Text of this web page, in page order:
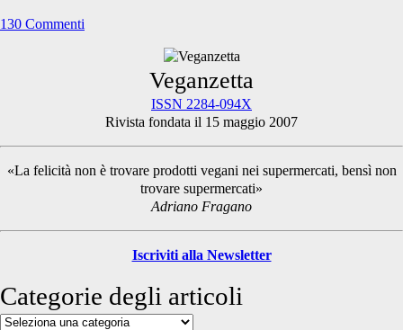
130 Commenti
Sidebar
Veganzetta
ISSN 2284-094X
Rivista fondata il 15 maggio 2007
«La felicità non è trovare prodotti vegani nei supermercati, bensì non
trovare supermercati»
Adriano Fragano
Iscriviti alla Newsletter
Categorie degli articoli
Categorie